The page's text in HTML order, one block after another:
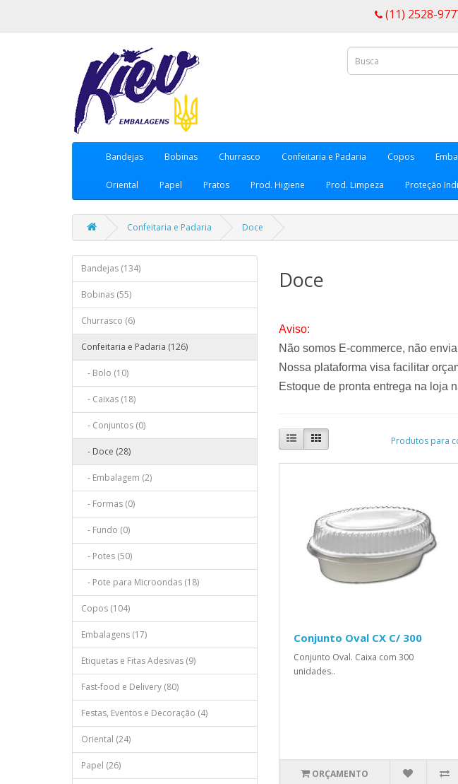
(11) 2528-
Bandejas Bobinas Churrasco Confeitaria e Padaria Copos
Oriental Papel Pratos Prod. Higiene Prod. Limpeza Proteção
Confeitaria e Padaria Doce
Bandejas (134)
Bobinas (55)
Churrasco (6)
Confeitaria e Padaria (126)
- Bolo (10)
- Caixas (18)
- Conjuntos (0)
- Doce (28)
- Embalagem (2)
- Formas (0)
- Fundo (0)
- Potes (50)
- Pote para Microondas (18)
Copos (104)
Embalagens (17)
Etiquetas e Fitas Adesivas (9)
Fast-food e Delivery (80)
Festas, Eventos e Decoração (4)
Oriental (24)
Papel (26)
Doce
Aviso:
Não somos E-commerce, não
Nossa plataforma visa facilitar
Estoque de pronta entrega na loja
Produtos para
Conjunto Oval CX C/ 300
Conjunto Oval. Caixa com 300
unidades..
ORÇAMENTO